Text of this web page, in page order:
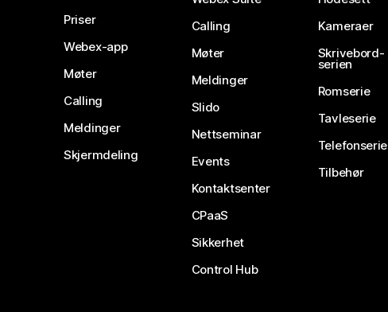
Priser
Webex-app
Møter
Calling
Meldinger
Skjermdeling
Calling
Møter
Meldinger
Slido
Nettseminar
Events
Kontaktsenter
CPaaS
Sikkerhet
Control Hub
Kameraer
Skrivebord-
serien
Romserie
Tavleserie
Telefonserie
Tilbehør